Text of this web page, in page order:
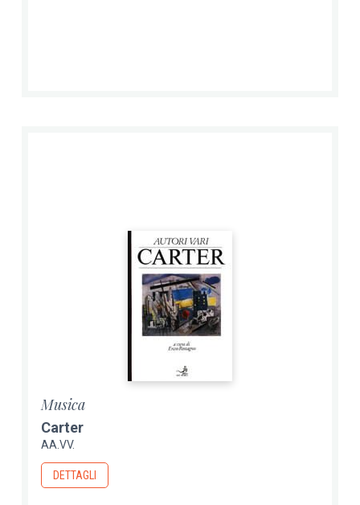
Musica
Carter
AA.VV.
DETTAGLI